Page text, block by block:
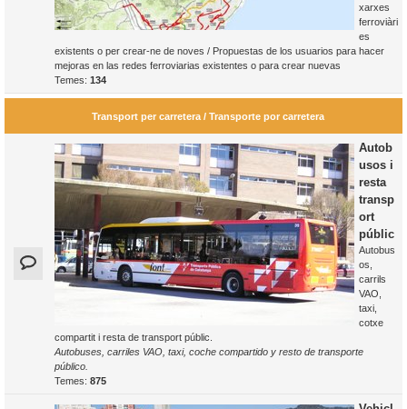
xarxes
ferroviàri
es
existents o per crear-ne de noves / Propuestas de los usuarios para hacer
mejoras en las redes ferroviarias existentes o para crear nuevas
Temes: 134
Transport per carretera / Transporte por carretera
Autob
usos i
resta
transp
ort
públic
Autobus
os,
carrils
VAO,
taxi,
cotxe
compartit i resta de transport públic.
Autobuses, carriles VAO, taxi, coche compartido y resto de transporte
público.
Temes: 875